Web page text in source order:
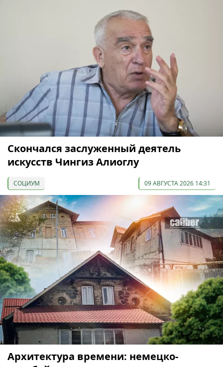
Скончался заслуженный деятель
искусств Чингиз Алиоглу
СОЦИУМ 09 АВГУСТА 2026 14:31
Архитектура времени: немецко-